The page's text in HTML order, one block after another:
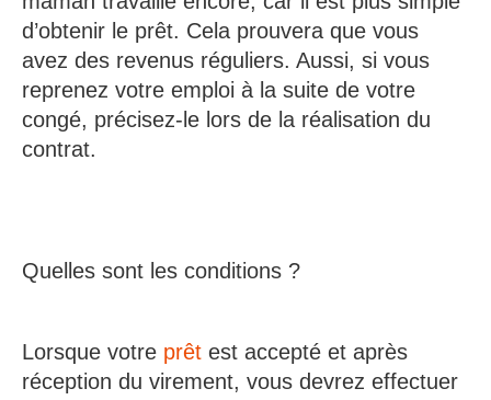
d’obtenir le prêt. Cela prouvera que vous
avez des revenus réguliers. Aussi, si vous
reprenez votre emploi à la suite de votre
congé, précisez-le lors de la réalisation du
contrat.
Quelles sont les conditions ?
Lorsque votre prêt est accepté et après
réception du virement, vous devrez effectuer